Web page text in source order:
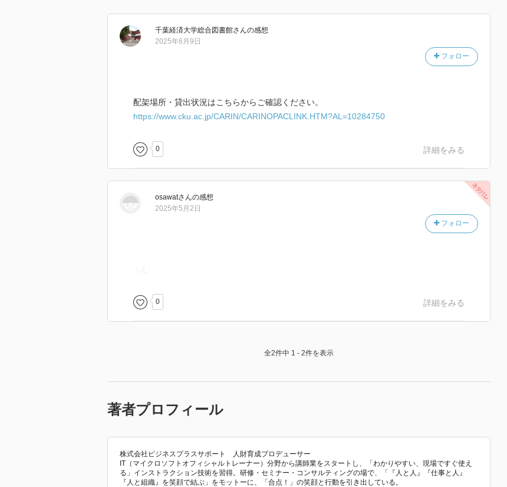
千葉経済大学総合図書館さんの感想
フォロー
2025年6月9日
配架場所・貸出状況はこちらからご確認ください。
https://www.cku.ac.jp/CARIN/CARINOPACLINK.HTM?AL=10284750
0 詳細をみる
osawatさんの感想
フォロー
2025年5月2日
0 詳細をみる
全2件中 1 - 2件を表示
著者プロフィール
株式会社ビジネスプラスサポート 人財育成プロデューサー
IT（マイクロソフトオフィシャルトレーナー）分野から講師業をスタートし、「わかりやすい、現場ですぐ使え
る」インストラクション技術を習得。研修・セミナー・コンサルティングの場で、「『人と人』『仕事と人』
『人と組織』を笑顔で結ぶ」をモットーに、「合点！」の笑顔と行動を引き出している。